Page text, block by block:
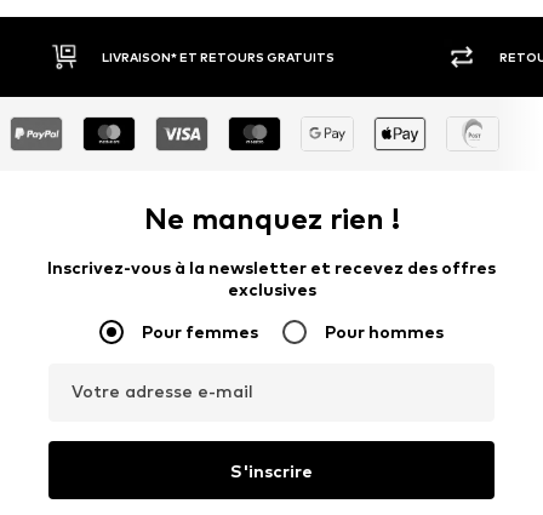
RETOUR SOUS 30 JOURS
Ne manquez rien !
Inscrivez-vous à la newsletter et recevez des offres
exclusives
Pour femmes Pour hommes
Votre adresse e-mail
S'inscrire